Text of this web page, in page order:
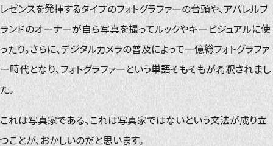
レゼンスを発揮するタイプのフォトグラファーの台頭や、アパレルブ
ランドのオーナーが自ら写真を撮ってルックやキービジュアルに使
ったり。さらに、デジタルカメラの普及によって一億総フォトグラファ
ー時代となり、フォトグラファーという単語そもそもが希釈されまし
た。
これは写真家である、これは写真家ではないという文法が成り立
つことが、おかしいのだと思います。